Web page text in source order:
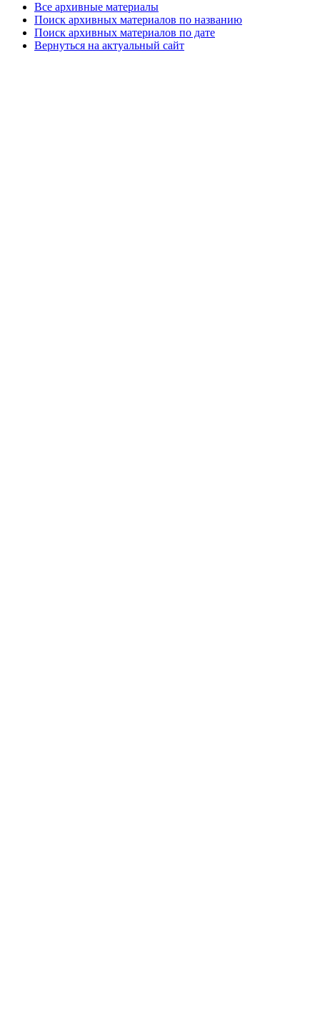
Все архивные материалы
Поиск архивных материалов по названию
Поиск архивных материалов по дате
Вернуться на актуальный сайт